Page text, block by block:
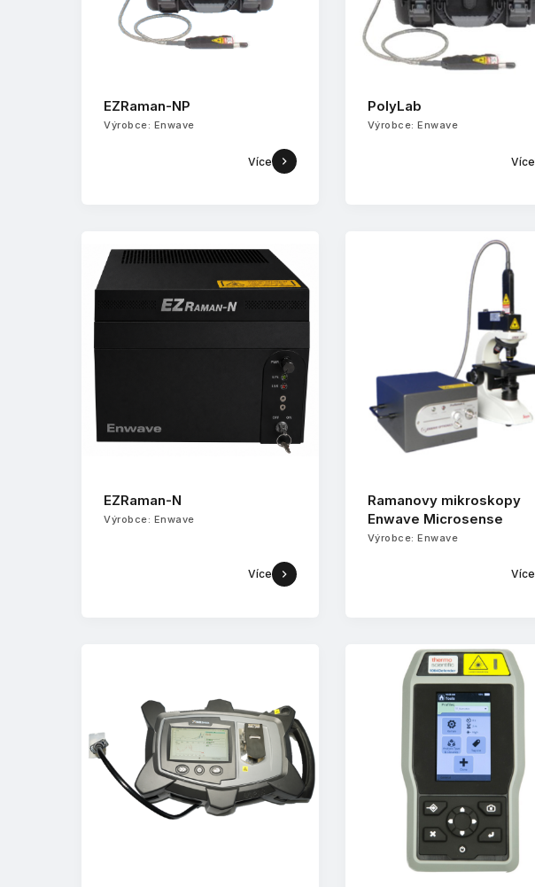
EZRaman-NP
Výrobce: Enwave
Více
PolyLab
Výrobce: Enwave
Více
EZRaman-N
Výrobce: Enwave
Více
Ramanovy mikroskopy
Enwave Microsense
Výrobce: Enwave
Více